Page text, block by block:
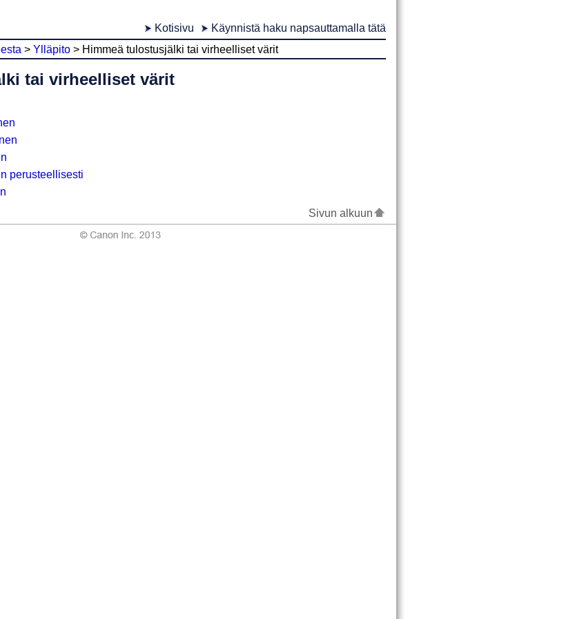
Kotisivu
Käynnistä haku napsauttamalla tätä
> Ylläpito > Himmeä tulostusjälki tai virheelliset värit
tai virheelliset värit
perusteellisesti
Sivun alkuun